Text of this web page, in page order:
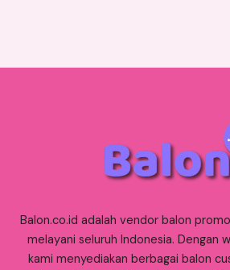
Balon.co.id adalah vendor balon
melayani seluruh Indonesia. Dengan
kami menyediakan berbagai balon